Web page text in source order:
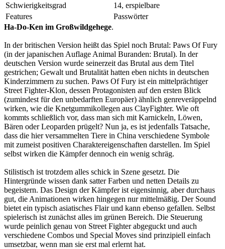
Schwierigkeitsgrad
14, erspielbare
Features
Passwörter
Ha-Do-Ken im Großwildgehege.
In der britischen Version heißt das Spiel noch Brutal: Paws Of Fury
(in der japanischen Auflage Animal Buranden: Brutal). In der
deutschen Version wurde seinerzeit das Brutal aus dem Titel
gestrichen; Gewalt und Brutalität hatten eben nichts in deutschen
Kinderzimmern zu suchen. Paws Of Fury ist ein mittelprächtiger
Street Fighter-Klon, dessen Protagonisten auf den ersten Blick
(zumindest für den unbedarften Europäer) ähnlich genreveräppelnd
wirken, wie die Knetgummikollegen aus ClayFighter. Wie oft
kommts schließlich vor, dass man sich mit Karnickeln, Löwen,
Bären oder Leoparden prügelt? Nun ja, es ist jedenfalls Tatsache,
dass die hier versammelten Tiere in China verschiedene Symbole
mit zumeist positiven Charaktereigenschaften darstellen. Im Spiel
selbst wirken die Kämpfer dennoch ein wenig schräg.
Stilistisch ist trotzdem alles schick in Szene gesetzt. Die
Hintergründe wissen dank satter Farben und netten Details zu
begeistern. Das Design der Kämpfer ist eigensinnig, aber durchaus
gut, die Animationen wirken hingegen nur mittelmäßig. Der Sound
bietet ein typisch asiatisches Flair und kann ebenso gefallen. Selbst
spielerisch ist zunächst alles im grünen Bereich. Die Steuerung
wurde peinlich genau von Street Fighter abgeguckt und auch
verschiedene Combos und Special Moves sind prinzipiell einfach
umsetzbar, wenn man sie erst mal erlernt hat.